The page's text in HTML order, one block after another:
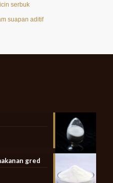
serbuk
suapan aditif
gred